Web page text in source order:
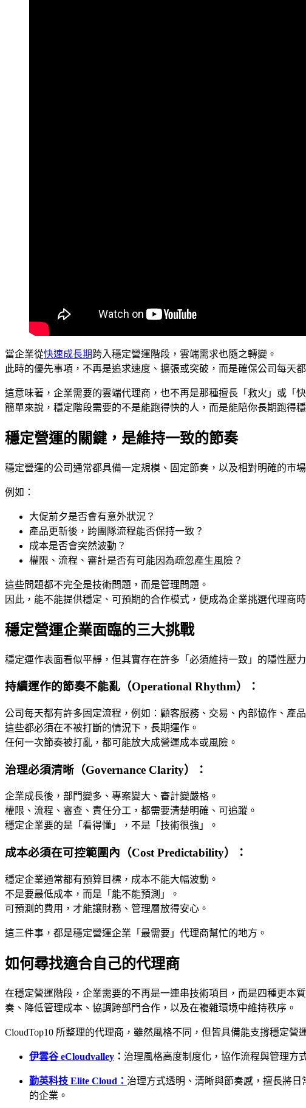
當企業從快速成長期跨入穩定營運階段，雲端需求也隨之轉變。
此時的優先事項，不再是追求速度、擴張或突破，而是確保公司每天
這意味著，企業需要的雲端代理商，也不再是那種擅長「救火」或「
簡單來說，穩定階段需要的不是能跑得快的人，而是能陪你長期跑得穩
穩定營運的關鍵，是維持一致的節奏
穩定營運的公司通常都具備一定規模、固定節奏，以及相對明確的市
例如：
大促前夕是否會有意外狀況？
產品更新後，跨團隊流程能否保持一致？
成本是否會突然波動？
權限、流程、審計是否有可能因為疏忽產生風險？
這些問題都不完全是技術問題，而是管理問題。
因此，能不能提供穩定、可預期的合作模式，便成為企業挑選代理商
穩定營運企業面臨的三大挑戰
穩定運作表面看似平靜，但其實存在許多「必須維持一致」的隱性壓
持續運作的節奏不能亂（Operational Rhythm） ：
公司每天都有許多固定流程，例如：顧客服務、交易、內部協作、產品
這些都必須在不被打斷的情況下，長期運作。
任何一次節奏被打亂，都可能放大成營運成本或風險。
治理必須清晰（Governance Clarity） ：
企業成長後，部門變多、專案變大、審計變嚴格。
權限、流程、審查、責任分工，都需要清楚明確、可追蹤。
穩定企業要的是「看得懂」，不是「技術很強」。
成本必須在可控範圍內（Cost Predictability） ：
穩定企業通常都有預算目標，成本不能大幅波動。
不是要最低成本，而是「能不能預測」。
可預測的費用，才能讓財務、管理層放得安心。
這三件事，都是穩定營運企業「最需要」代理商幫忙的地方。
如何尋找適合自己的代理商
在穩定營運階段，企業需要的不再是一連串技術項目，而是四種更本質
奏、降低管理成本、協調跨部門合作，以及在複雜環境中維持秩序。
CloudTop10 所整理的代理商，雖然風格不同，但皆具備能支撐穩定
伊雲谷 eCloudvalley ： 治理風格高度制度化，協作流程與管理方
勤英科技 Elite Cloud： 治理方式透明、清晰與節奏感，擅長將
的企業。